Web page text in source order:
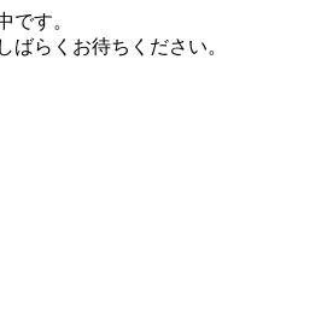
です。
ばらくお待ちください。